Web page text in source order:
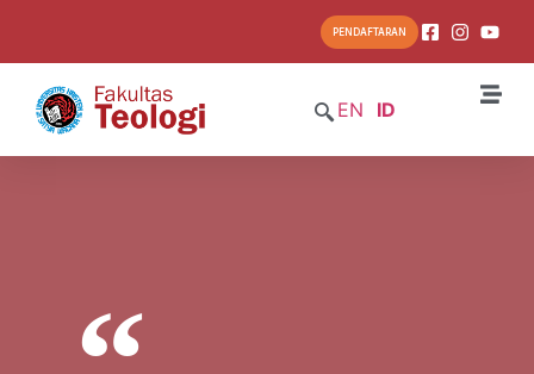
PENDAFTARAN
EN ID